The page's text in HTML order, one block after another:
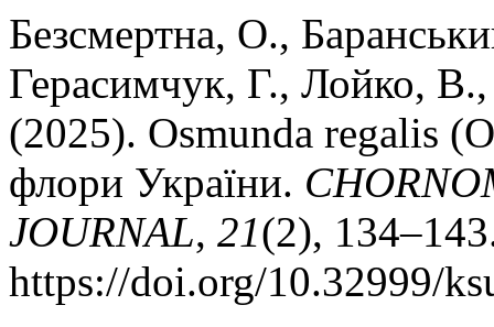
Безсмертна, О.,
Герасимчук, Г., Лойко,
(2025). Osmunda regalis
флори України.
JOURNAL, 21(2),
https://doi.org/10.32999/